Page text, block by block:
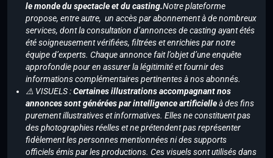
le monde du spectacle et du casting.Notre plateforme
propose, entre autre, un accès par abonnement à de nombreux
services, dont la consultation d’annonces de casting ayant étés
été soigneusement vérifiées, filtrées et enrichies par notre
équipe d’experts. Chaque annonce fait l’objet d’une enquête
approfondie pour en assurer la légitimité et fournir des
informations complémentaires pertinentes à nos abonnés.
⚠️ VISUELS :Certaines illustrations accompagnant nos
annonces sont générées par intelligence artificielleà des fins
purement illustratives et informatives. Elles ne constituent pas
des photographies réelles et ne prétendent pas représenter
fidèlement les personnes mentionnées ni des supports
officiels émis par les productions. Ces visuels sont utilisés dans